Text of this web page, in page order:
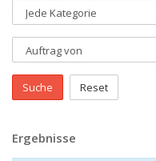
Suche Reset
Ergebnisse